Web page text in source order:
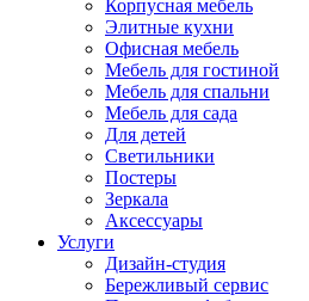
Корпусная мебель
Элитные кухни
Офисная мебель
Мебель для гостиной
Мебель для спальни
Мебель для сада
Для детей
Светильники
Постеры
Зеркала
Аксессуары
Услуги
Дизайн-студия
Бережливый сервис